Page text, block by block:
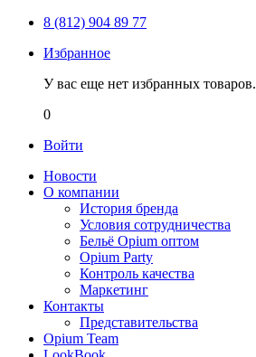
8 (812) 904 89 77
Избранное
У вас еще нет избранных товаров.
0
Войти
Новости
О компании
История бренда
Условия сотрудничества
Бельё Opium оптом
Opium Party
Контроль качества
Маркетинг
Контакты
Представительства
Opium Team